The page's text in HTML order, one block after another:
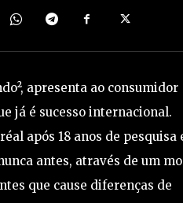
apresenta ao consumidor
já é sucesso internacional.
após 18 anos de pesquisa
antes, através de um
que cause diferenças de